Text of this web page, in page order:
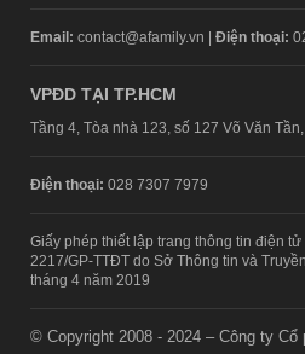
Email: contact@afamily.vn | Điện thoại:
VPĐD TẠI TP.HCM
Tầng 4, Tòa nhà 123, số 127 Võ Văn
Điện thoại: 028 7307 7979
Giấy phép thiết lập trang thông tin điện
2217/GP-TTĐT do Sở Thông tin và
tháng 4 năm 2019
© Copyright 2008 - 2024 – Công ty Cổ